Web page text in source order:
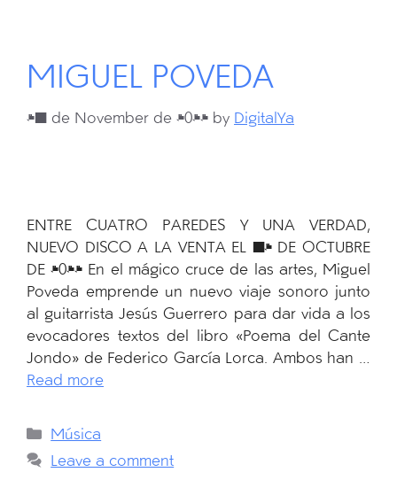
MIGUEL POVEDA
27 de November de 2024 by DigitalYa
ENTRE CUATRO PAREDES Y UNA VERDAD,
NUEVO DISCO A LA VENTA EL 18 DE OCTUBRE
DE 2024 En el mágico cruce de las artes, Miguel
Poveda emprende un nuevo viaje sonoro junto
al guitarrista Jesús Guerrero para dar vida a los
evocadores textos del libro «Poema del Cante
Jondo» de Federico García Lorca. Ambos han …
Read more
Categories
Música
Leave a comment